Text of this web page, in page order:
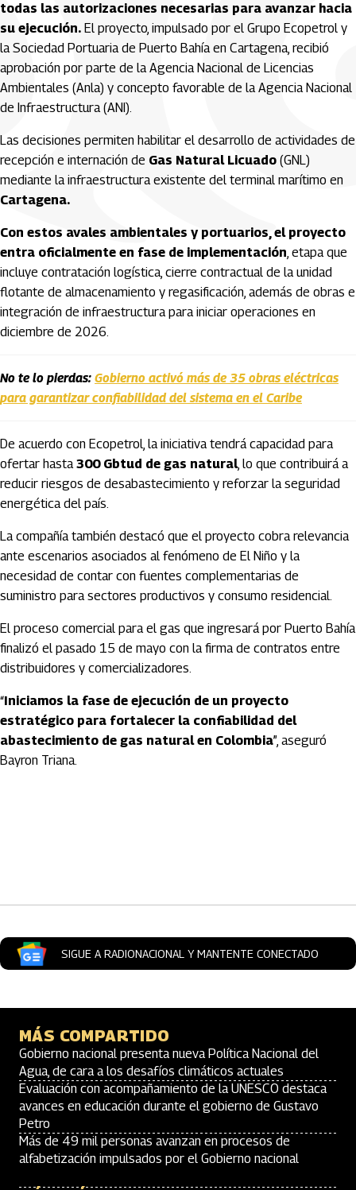
todas las autorizaciones necesarias para avanzar hacia
su ejecución. El proyecto, impulsado por el Grupo Ecopetrol y
la Sociedad Portuaria de Puerto Bahía en Cartagena, recibió
aprobación por parte de la Agencia Nacional de Licencias
Ambientales (Anla) y concepto favorable de la Agencia Nacional
de Infraestructura (ANI).
Las decisiones permiten habilitar el desarrollo de actividades de
recepción e internación de Gas Natural Licuado (GNL)
mediante la infraestructura existente del terminal marítimo en
Cartagena.
Con estos avales ambientales y portuarios, el proyecto
entra oficialmente en fase de implementación, etapa que
incluye contratación logística, cierre contractual de la unidad
flotante de almacenamiento y regasificación, además de obras e
integración de infraestructura para iniciar operaciones en
diciembre de 2026.
No te lo pierdas: Gobierno activó más de 35 obras eléctricas
para garantizar confiabilidad del sistema en el Caribe
De acuerdo con Ecopetrol, la iniciativa tendrá capacidad para
ofertar hasta300 Gbtud de gas natural, lo que contribuirá a
reducir riesgos de desabastecimiento y reforzar la seguridad
energética del país.
La compañía también destacó que el proyecto cobra relevancia
ante escenarios asociados al fenómeno de El Niño y la
necesidad de contar con fuentes complementarias de
suministro para sectores productivos y consumo residencial.
El proceso comercial para el gas que ingresará por Puerto Bahía
finalizó el pasado 15 de mayo con la firma de contratos entre
distribuidores y comercializadores.
“Iniciamos la fase de ejecución de un proyecto
estratégico para fortalecer la confiabilidad del
abastecimiento de gas natural en Colombia”, aseguró
Bayron Triana.
SIGUE A RADIONACIONAL Y MANTENTE CONECTADO
MÁS COMPARTIDO
Gobierno nacional presenta nueva Política Nacional del
Agua, de cara a los desafíos climáticos actuales
Evaluación con acompañamiento de la UNESCO destaca
avances en educación durante el gobierno de Gustavo
Petro
Más de 49 mil personas avanzan en procesos de
alfabetización impulsados por el Gobierno nacional